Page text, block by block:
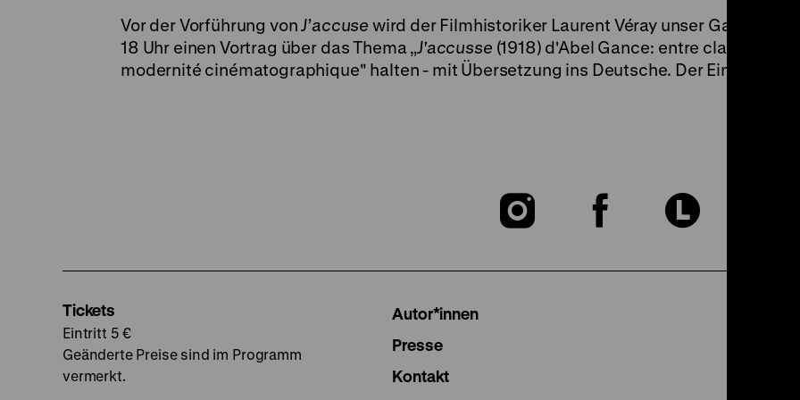
Vor der Vorführung vonJ’accuse wird der Filmhistoriker Laurent Véray unser Gast sein
18 Uhr einen Vortrag über das Thema „J'accusse (1918) d'Abel Gance: entre classicisme
modernité cinématographique" halten - mit Übersetzung ins Deutsche. Der Eintritt ist
Zu
Zu
Zu
Tickets
Eintritt 5 €
Geänderte Preise sind im Programm
vermerkt.
Autor*innen
Presse
Kontakt